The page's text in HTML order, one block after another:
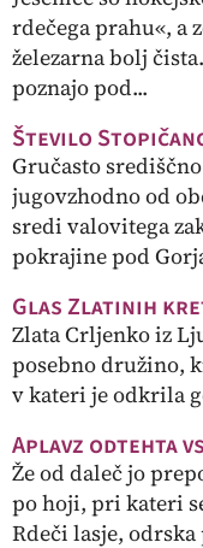
rdečega prahu«, a
železarna bolj
poznajo pod...
Število
Gručasto
jugovzhodno od
sredi valovitega
pokrajine pod
Glas Zlatinih
Zlata Crljenko iz
posebno družino,
v kateri je odkrila
Aplavz odtehta
Že od daleč jo
po hoji, pri kateri
Rdeči lasje,